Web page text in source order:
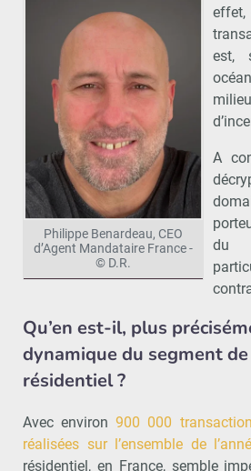
Philippe Benardeau, CEO
d’Agent Mandataire France -
© D.R.
effet,
est,
A
du
Qu’en est-il, plus
dynamique du segment
résidentiel ?
Avec environ900 000
réalisées sur l’ensemble de
résidentiel, en France, semble